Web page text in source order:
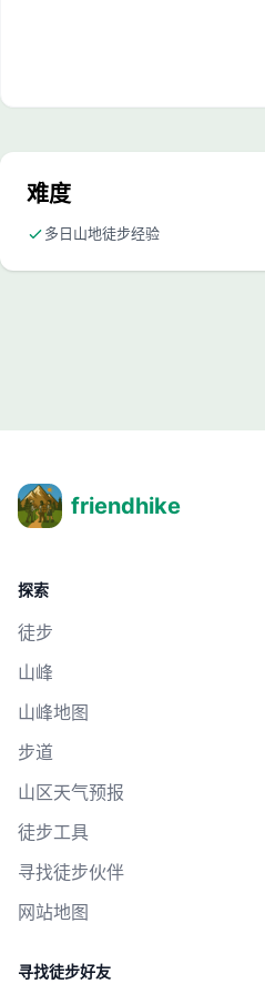
难度
多日山地徒步经验
friendhike
探索
徒步
山峰
山峰地图
步道
山区天气预报
徒步工具
寻找徒步伙伴
网站地图
寻找徒步好友